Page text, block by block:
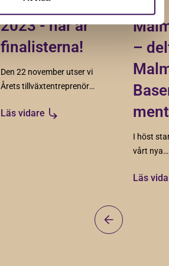
Tillväxtentreprenör
2023 - här är
finalisterna!
Den 22 november utser vi
Årets tillväxtentreprenör
Läs vidare
–
I höst
vårt nya
Läs